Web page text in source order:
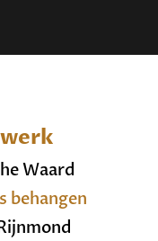
Waard
behangen